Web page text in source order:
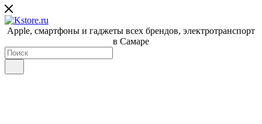
Apple, cмартфоны и гаджеты всех брендов, электротранспорт
в Самаре